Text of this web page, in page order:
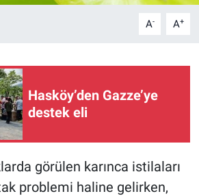
A- A+
Hasköy’den Gazze’ye
destek eli
görülen karınca istilaları
problemi haline gelirken,